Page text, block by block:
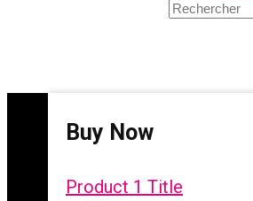
Buy Now
Product 1 Title